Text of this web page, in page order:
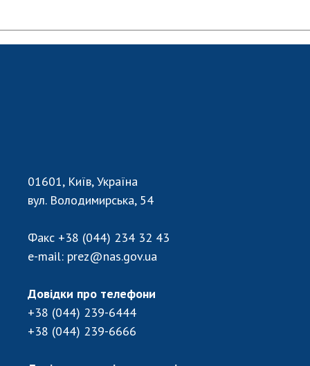
01601, Київ, Україна
вул. Володимирська, 54
Факс +38 (044) 234 32 43
e-mail: prez@nas.gov.ua
Довідки про телефони
+38 (044) 239-6444
+38 (044) 239-6666